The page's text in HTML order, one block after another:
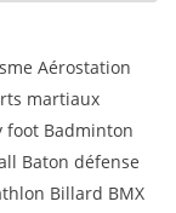
Aérostation
martiaux
foot Badminton
Baton défense
Billard BMX